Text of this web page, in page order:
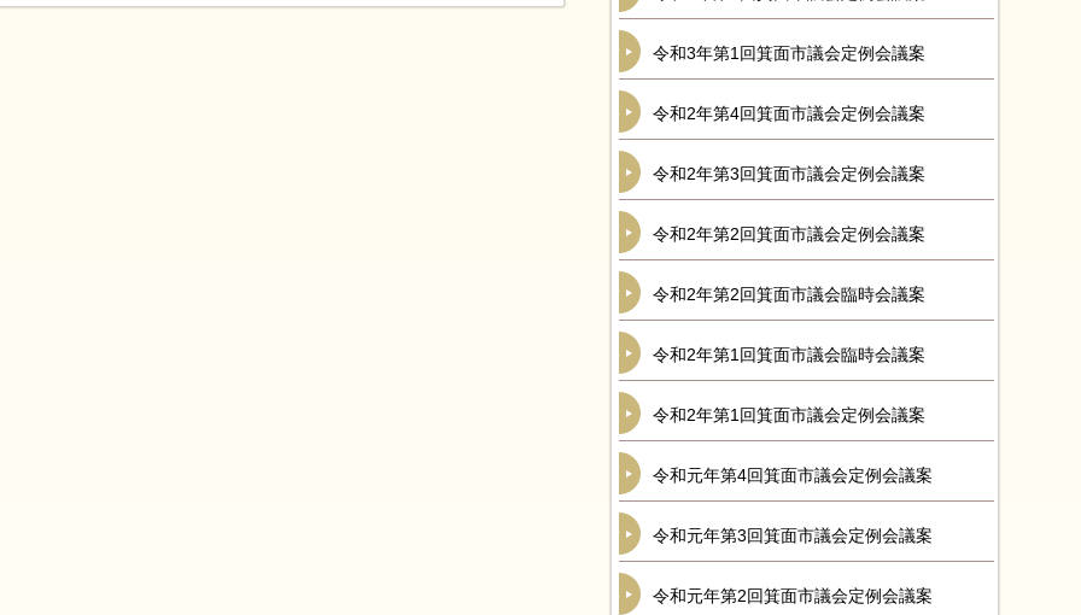
令和3年第1回箕面市議会定例会議案
令和2年第4回箕面市議会定例会議案
令和2年第3回箕面市議会定例会議案
令和2年第2回箕面市議会定例会議案
令和2年第2回箕面市議会臨時会議案
令和2年第1回箕面市議会臨時会議案
令和2年第1回箕面市議会定例会議案
令和元年第4回箕面市議会定例会議案
令和元年第3回箕面市議会定例会議案
令和元年第2回箕面市議会定例会議案